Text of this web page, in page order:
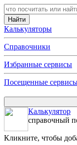
Калькуляторы
Справочники
Избранные сервисы
Посещенные
Калькулятор
справочный
Кликните, чтобы